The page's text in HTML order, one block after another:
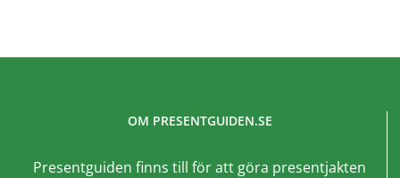
OM PRESENTGUIDEN.SE
Presentguiden finns till för att göra presentjakten